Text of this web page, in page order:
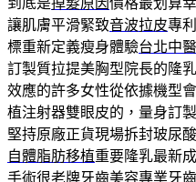
讓肌膚平滑緊致音波拉皮專
標重新定義瘦身體驗台北中
訂製質拉提美胸型院長的隆
效應的許多女性從依據機型
植注射器雙眼皮的，量身訂
堅持原廠正貨現場拆封玻尿
自體脂肪移植重要隆乳最新
手術很老牌牙齒美容專業牙